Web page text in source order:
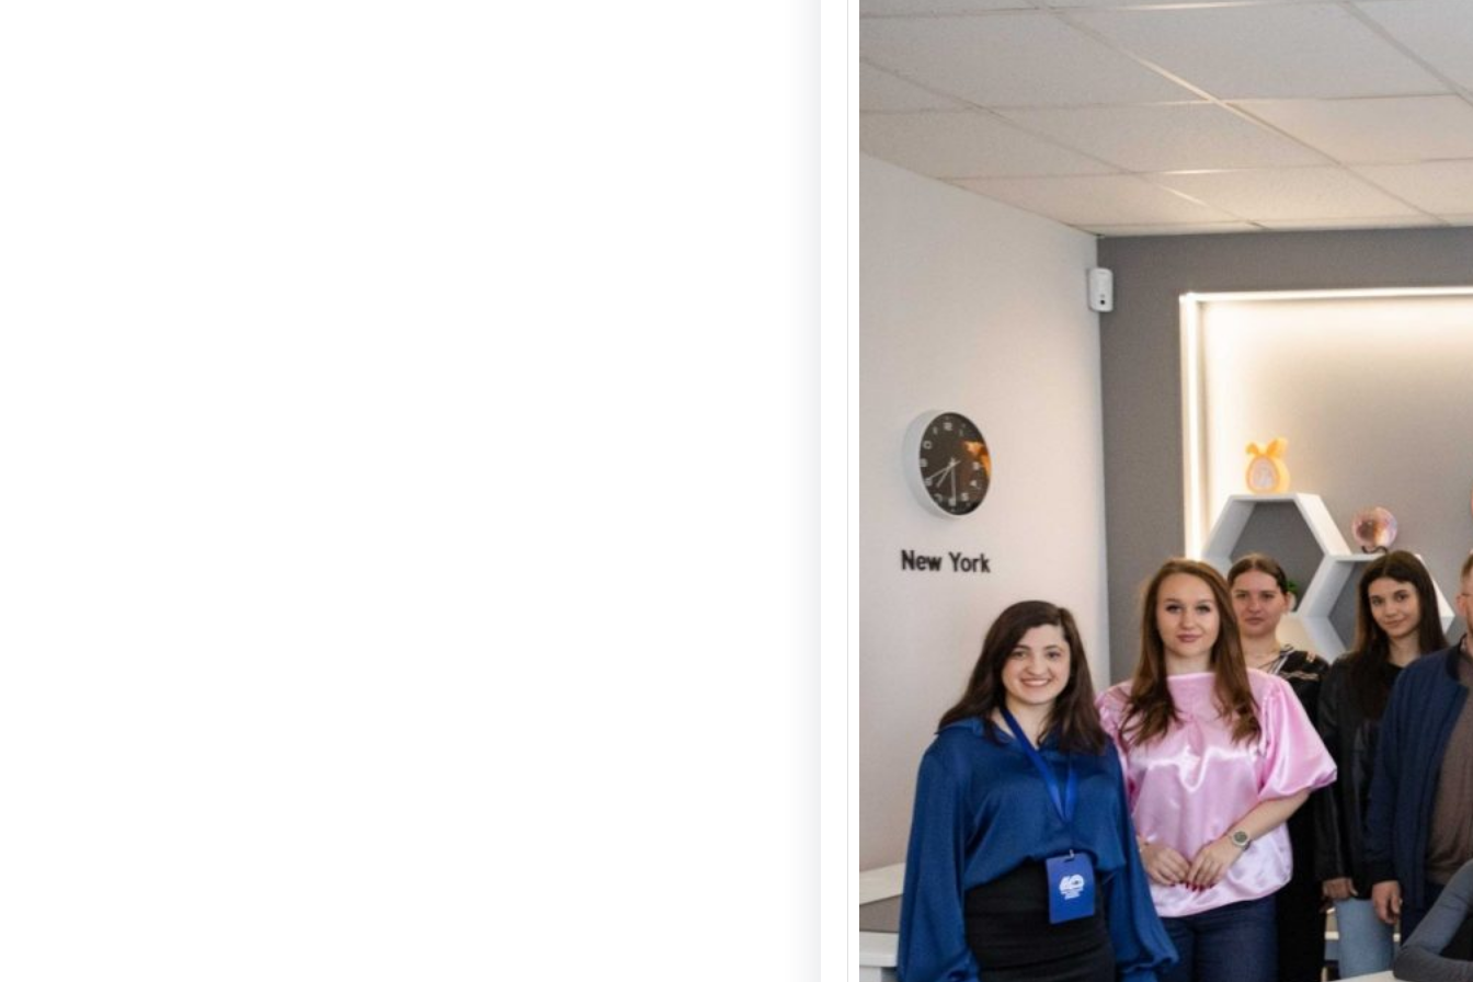
Воркшоп «Клуб
переговорів:
симуляції
фінансових рішень
та мистецтво
укладання угод»
Надзвичайно цікавий,
практичний і справді
натхненний воркшоп
відбувся у Науково-
дослідній…